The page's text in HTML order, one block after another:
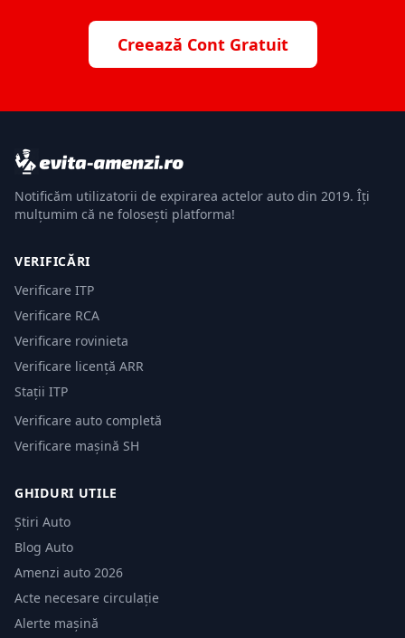
Creează Cont Gratuit
Notificăm utilizatorii de expirarea actelor auto din 2019. Îți
mulțumim că ne folosești platforma!
VERIFICĂRI
Verificare ITP
Verificare RCA
Verificare rovinieta
Verificare licență ARR
Stații ITP
Verificare auto completă
Verificare mașină SH
GHIDURI UTILE
Știri Auto
Blog Auto
Amenzi auto 2026
Acte necesare circulație
Alerte mașină